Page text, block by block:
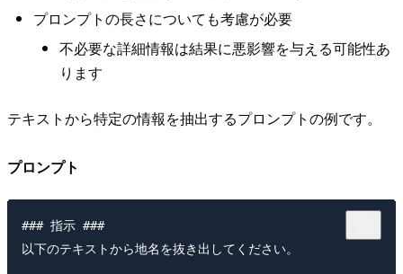
プロンプトの長さについても考慮が必要
不必要な詳細情報は結果に悪影響を与える可能性あ
ります
テキストから特定の情報を抽出するプロンプトの例です。
プロンプト
### 指示 ###
以下のテキストから地名を抜き出してください。